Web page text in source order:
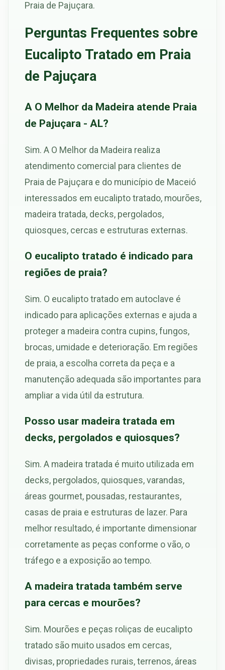
Praia de Pajuçara.
Perguntas Frequentes sobre
Eucalipto Tratado em Praia
de Pajuçara
A O Melhor da Madeira atende Praia
de Pajuçara - AL?
Sim. A O Melhor da Madeira realiza
atendimento comercial para clientes de
Praia de Pajuçara e do município de Maceió
interessados em eucalipto tratado, mourões,
madeira tratada, decks, pergolados,
quiosques, cercas e estruturas externas.
O eucalipto tratado é indicado para
regiões de praia?
Sim. O eucalipto tratado em autoclave é
indicado para aplicações externas e ajuda a
proteger a madeira contra cupins, fungos,
brocas, umidade e deterioração. Em regiões
de praia, a escolha correta da peça e a
manutenção adequada são importantes para
ampliar a vida útil da estrutura.
Posso usar madeira tratada em
decks, pergolados e quiosques?
Sim. A madeira tratada é muito utilizada em
decks, pergolados, quiosques, varandas,
áreas gourmet, pousadas, restaurantes,
casas de praia e estruturas de lazer. Para
melhor resultado, é importante dimensionar
corretamente as peças conforme o vão, o
tráfego e a exposição ao tempo.
A madeira tratada também serve
para cercas e mourões?
Sim. Mourões e peças roliças de eucalipto
tratado são muito usados em cercas,
divisas, propriedades rurais, terrenos, áreas